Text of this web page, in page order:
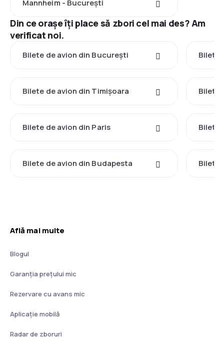
Mannheim - București
Din ce orașe îți place să zbori cel mai des? Am
verificat noi.
Bilete de avion din București Bilete
Bilete de avion din Timișoara Bilete
Bilete de avion din Paris Bilete
Bilete de avion din Budapesta Bilete
Află mai multe
Blogul
Garanția prețului mic
Rezervare cu avans mic
Aplicație mobilă
Radar de zboruri